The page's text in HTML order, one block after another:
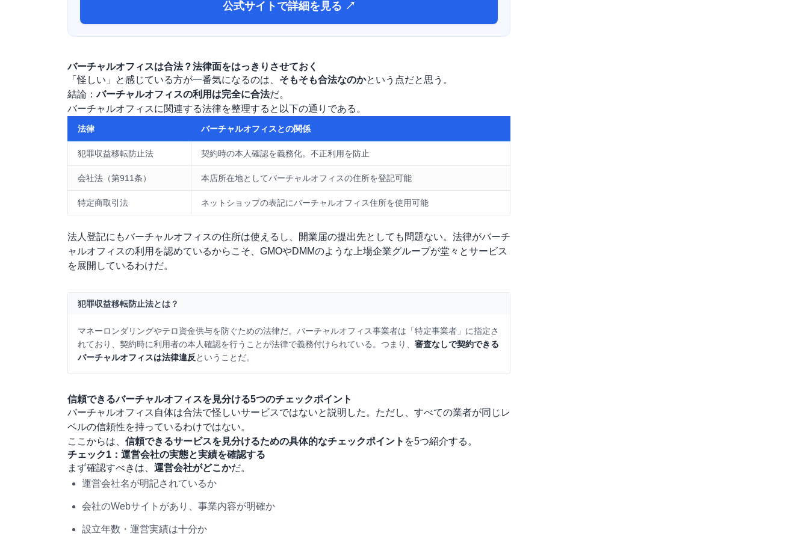
公式サイトで詳細を見る ↗
バーチャルオフィスは合法？法律面をはっきりさせておく
「怪しい」と感じている方が一番気になるのは、 そもそも合法なのかという点だと思う。
結論：バーチャルオフィスの利用は完全に合法だ。
バーチャルオフィスに関連する法律を整理すると以下の通りである。
法律 バーチャルオフィスとの関係
犯罪収益移転防止法 契約時の本人確認を義務化。不正利用を防止
会社法 （第911条） 本店所在地としてバーチャルオフィスの住所を登記可能
特定商取引法 ネットショップの表記にバーチャルオフィス住所を使用可能
法人登記にもバーチャルオフィスの住所は使えるし、開業届の提出先としても問題ない。法律がバーチ
ャルオフィスの利用を認めているからこそ、GMOやDMMのような上場企業グループが堂々とサービス
を展開しているわけだ。
犯罪収益移転防止法とは？
マネーロンダリングやテロ資金供与を防ぐための法律だ。バーチャルオフィス事業者は「特定事業者」に指定さ
れており、契約時に利用者の本人確認を行うことが法律で義務付けられている。つまり、 審査なしで契約できる
バーチャルオフィスは法律違反ということだ。
信頼できるバーチャルオフィスを見分ける5つのチェックポイント
バーチャルオフィス自体は合法で怪しいサービスではないと説明した。ただし、すべての業者が同じレ
ベルの信頼性を持っているわけではない。
ここからは、 信頼できるサービスを見分けるための具体的なチェックポイント を5つ紹介する。
チェック1：運営会社の実態と実績を確認する
まず確認すべきは、 運営会社がどこかだ。
運営会社名が明記されているか
会社のWebサイトがあり、事業内容が明確か
設立年数・運営実績は十分か